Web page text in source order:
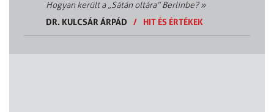
Hogyan került a „Sátán oltára” Berlinbe?»
DR. KULCSÁR ÁRPÁD
/ HIT ÉS ÉRTÉKEK